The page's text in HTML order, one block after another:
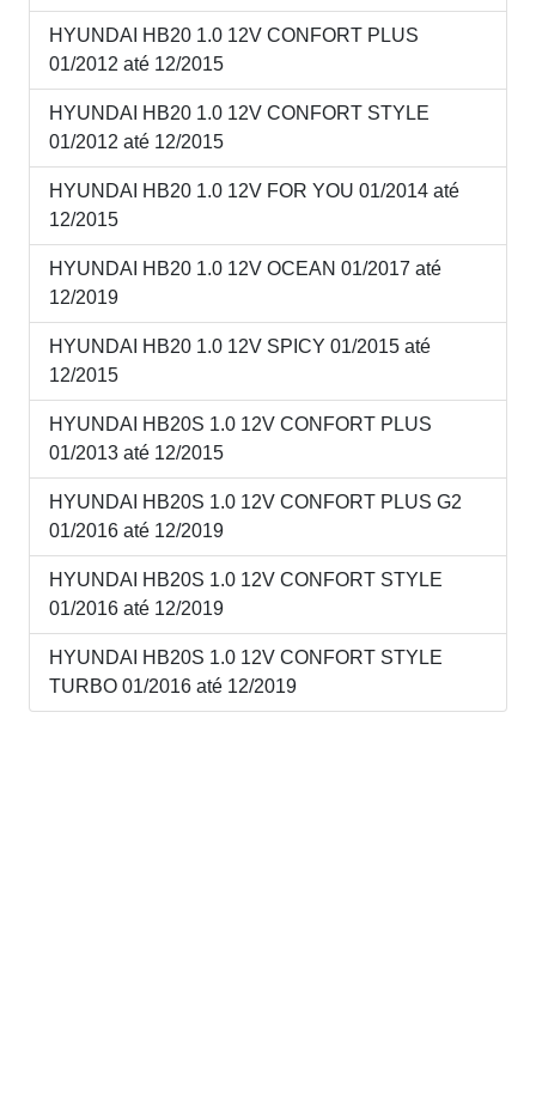
HYUNDAI HB20 1.0 12V CONFORT PLUS
01/2012 até 12/2015
HYUNDAI HB20 1.0 12V CONFORT STYLE
01/2012 até 12/2015
HYUNDAI HB20 1.0 12V FOR YOU 01/2014 até
12/2015
HYUNDAI HB20 1.0 12V OCEAN 01/2017 até
12/2019
HYUNDAI HB20 1.0 12V SPICY 01/2015 até
12/2015
HYUNDAI HB20S 1.0 12V CONFORT PLUS
01/2013 até 12/2015
HYUNDAI HB20S 1.0 12V CONFORT PLUS G2
01/2016 até 12/2019
HYUNDAI HB20S 1.0 12V CONFORT STYLE
01/2016 até 12/2019
HYUNDAI HB20S 1.0 12V CONFORT STYLE
TURBO 01/2016 até 12/2019